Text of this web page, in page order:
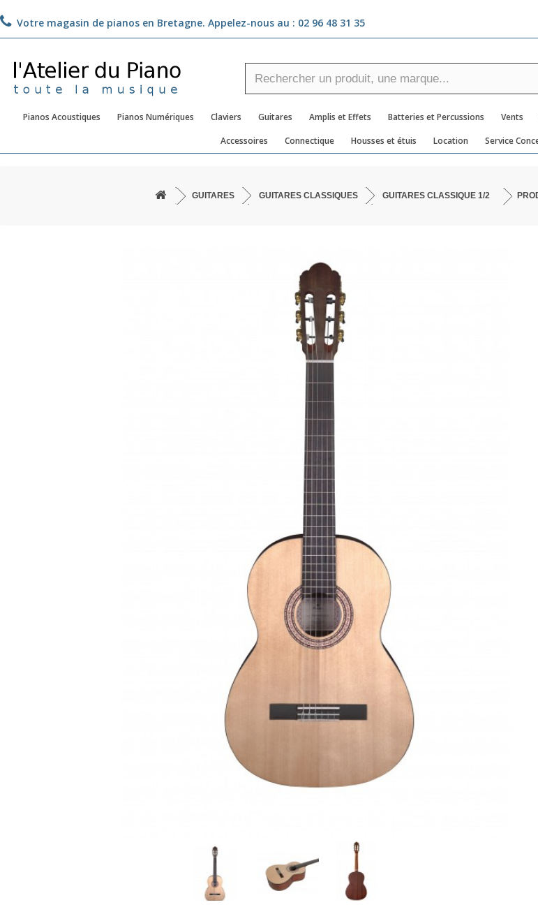
Votre magasin de pianos en Bretagne. Appelez-nous au : 02 96 48 31 35
Pianos Acoustiques Pianos Numériques Claviers Guitares Amplis et Effets Batteries et Percussions Vents
Accessoires
Connectique Housses et étuis Location Service
GUITARES GUITARES CLASSIQUES GUITARES CLASSIQUE 1/2